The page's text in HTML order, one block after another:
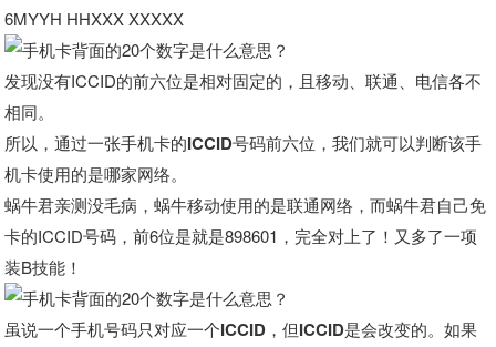
6MYYH HHXXX XXXXX
发现没有ICCID的前六位是相对固定的， 且移动、联通、电信各不
相同。
所以，通过一张手机卡的ICCID号码前六位，我们就可以判断该手
机卡使用的是哪家网络。
蜗牛君亲测没毛病，蜗牛移动使用的是联通网络，而蜗牛君自己免
卡的ICCID号码，前6位是就是898601，完全对上了！又多了一项
装B技能！
虽说一个手机号码只对应一个ICCID，但ICCID是会改变的。如果